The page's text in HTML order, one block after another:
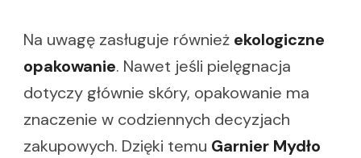
Na uwagę zasługuje również ekologiczne
opakowanie. Nawet jeśli pielęgnacja
dotyczy głównie skóry, opakowanie ma
znaczenie w codziennych decyzjach
zakupowych. Dzięki temu Garnier Mydło